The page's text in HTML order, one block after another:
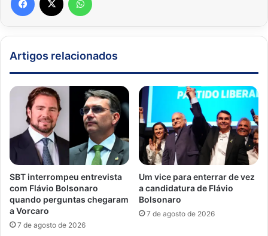
Artigos relacionados
SBT interrompeu entrevista
com Flávio Bolsonaro
quando perguntas chegaram
a Vorcaro
7 de agosto de 2026
Um vice para enterrar de vez
a candidatura de Flávio
Bolsonaro
7 de agosto de 2026